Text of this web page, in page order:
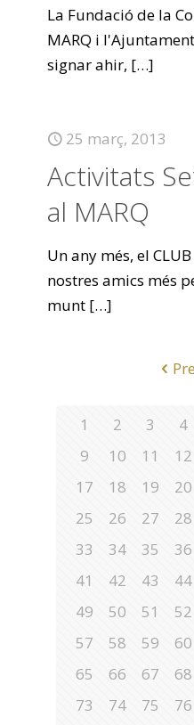
La Fundació de la
MARQ i
signar ahir, […]
25 març, 2013
Activitats
al MARQ
Un any més, el
nostres amics més
munt […]
1 2 3 4
9
10 11 12
17
18 19 20
25
26 27 28
33
34 35 36
41
42 43 44
49
50 51 52
57
58 59 60
65
66 67 68
73
74 75 76